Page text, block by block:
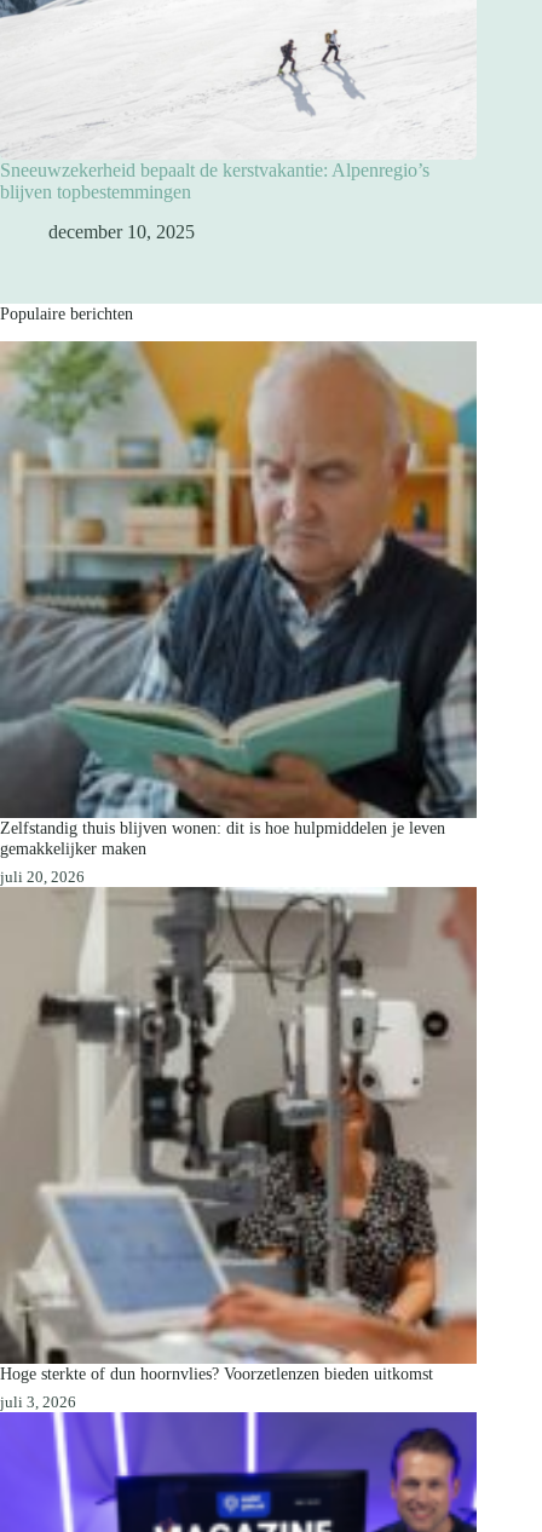
Sneeuwzekerheid bepaalt de kerstvakantie: Alpenregio’s
blijven topbestemmingen
december 10, 2025
Populaire berichten
Zelfstandig thuis blijven wonen: dit is hoe hulpmiddelen je leven
gemakkelijker maken
juli 20, 2026
Hoge sterkte of dun hoornvlies? Voorzetlenzen bieden uitkomst
juli 3, 2026